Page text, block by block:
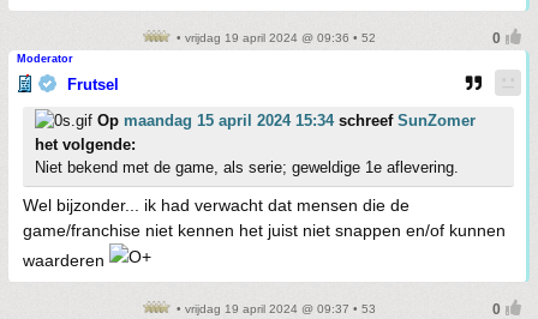
• vrijdag 19 april 2024 @ 09:36 • 52
Moderator
Frutsel
Op maandag 15 april 2024 15:34schreef SunZomer
het volgende:
Niet bekend met de game, als serie; geweldige 1e aflevering.
Wel bijzonder... ik had verwacht dat mensen die de
game/franchise niet kennen het juist niet snappen en/of kunnen
waarderen
• vrijdag 19 april 2024 @ 09:37 • 53